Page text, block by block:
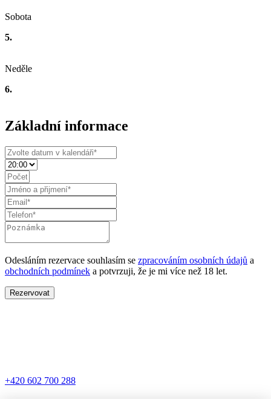
Sobota
5.
Neděle
6.
Základní informace
Odesláním rezervace souhlasím se zpracováním osobních údajů a
obchodních podmínek a potvrzuji, že je mi více než 18 let.
Rezervovat
+420 602 700 288